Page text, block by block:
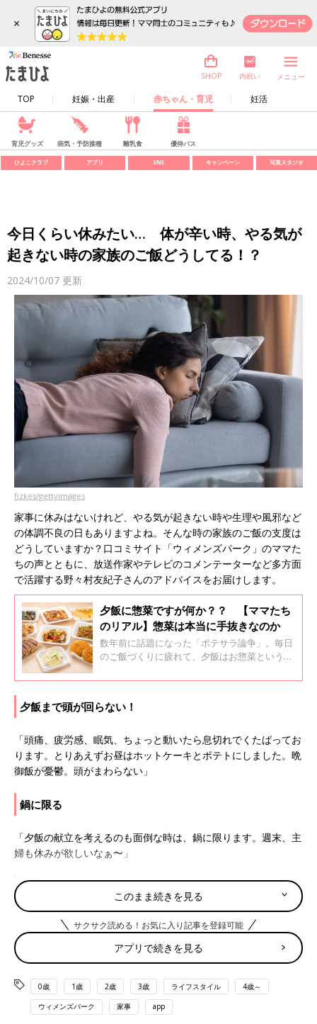
×
TOP 妊娠・出産 赤ちゃん・育児 妊活
SHOP 内祝い メニュー
育児グッズ 病気・予防接種 離乳食 優待パス
ひよこクラブ アプリ SNS キャンペーン 写真スタジオ
今日くらい休みたい… 体が辛い時、やる気が
起きない時の家族のご飯どうしてる！？
2024/10/07 更新
fizkes/gettyimages
家事に休みはないけれど、やる気が起きない時や生理や風邪など
の体調不良の日もありますよね。そんな時の家族のご飯の支度は
どうしていますか？口コミサイト「ウィメンズパーク」のママた
ちの声とともに、放送作家やテレビのコメンテーターなど多方面
で活躍する野々村友紀子さんのアドバイスをお届けします。
夕飯に惣菜ですが何か？？ 【ママたち
のリアル】惣菜は本当に手抜きなのか
数年前に話題になった「ポテサラ論争」。毎日
のご飯づくりに疲れて、夕飯はお惣菜というこ
ミサイト「ウィメンズパーク」のママたちの声
ンジしたレシピもあります。試してみません
夕飯まで頭が回らない！
「頭痛、疲労感、眠気、ちょっと動いたら息切れでくたばってお
ります。とりあえずお昼はホットケーキとポテトにしました。晩
御飯が憂鬱。頭がまわらない」
鍋に限る
「夕飯の献立を考えるのも面倒な時は、鍋に限ります。週末、主
婦も休みが欲しいなぁ〜」
作るという選択はなし！
「まわりにスーパー、コンビニ、サイゼリア、弁当屋がある地域
なんで…夫と娘が2人で相談して買いに行きます。作る選択はな
いです。でも洗い物はしてくれません…。私がやることになりま
す」
今日は「ダメな日宣言」
このまま続きを見る
サクサク読める！お気に入り記事を登録可能
アプリで続きを見る
0歳 1歳 2歳 3歳 ライフスタイル 4歳～
ウィメンズパーク 家事 app